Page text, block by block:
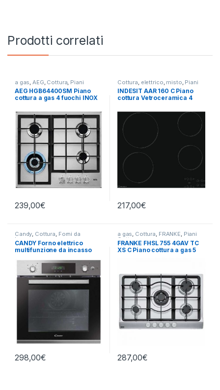
Prodotti correlati
a gas AEG Cottura Piani
Cottura
AEG HGB64400SM Piano
cottura a gas 4 fuochi INOX
239,00€
Cottura elettrico misto Piani
Cottura
INDESIT AAR 160 C Piano
cottura Vetroceramica 4
217,00€
Candy, Cottura, Forni da
Incasso
CANDY Forno elettrico
multifunzione da incasso
298,00€
a gas, Cottura, FRANKE, Piani
Cottura
FRANKE FHSL 755 4GAV TC
XS C Piano cottura a gas 5
287,00€